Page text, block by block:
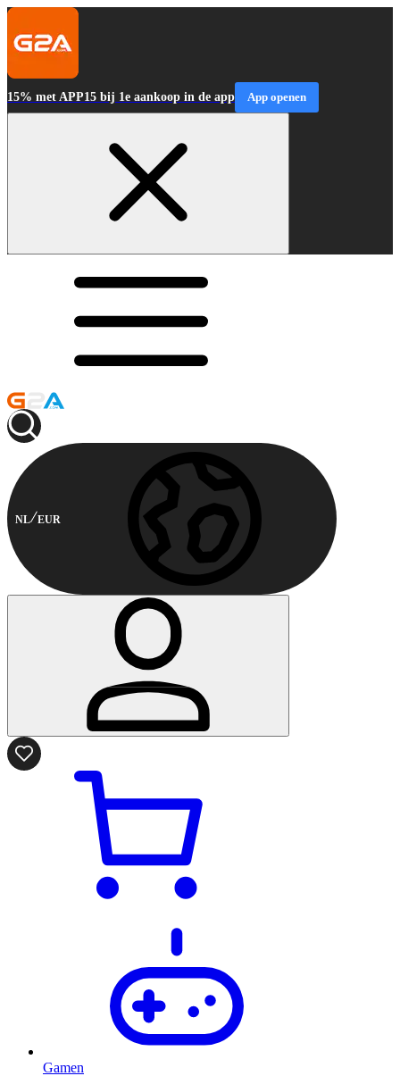
15% met APP15 bij 1e aankoop in de app App openen
NL EUR
Gamen